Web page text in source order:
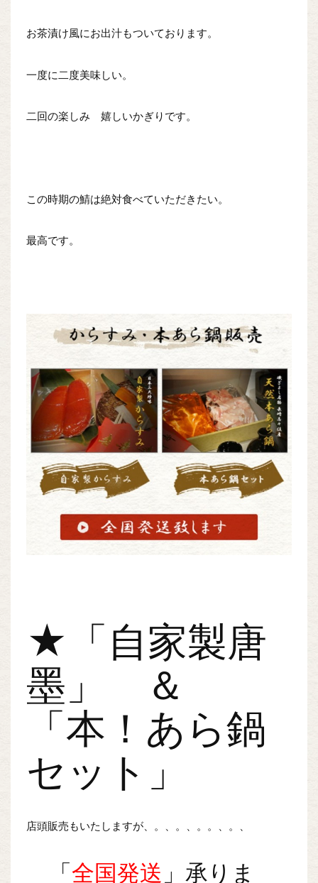
お茶漬け風にお出汁もついております。
一度に二度美味しい。
二回の楽しみ 嬉しいかぎりです。
この時期の鯖は絶対食べていただきたい。
最高です。
★「自家製唐
墨」 ＆
「本！あら鍋
セット」
店頭販売もいたしますが、。、。、。。、。、
「全国発送 」承りま